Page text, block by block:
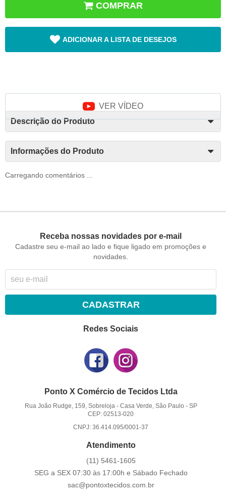
VER VÍDEO
COMPRAR
ADICIONAR A LISTA DE DESEJOS
Descrição do Produto
Informações do Produto
Carregando comentários ...
Receba nossas novidades por e-mail
Cadastre seu e-mail ao lado e fique ligado em promoções e
novidades.
CADASTRAR
Redes Sociais
Ponto X Comércio de Tecidos Ltda
Rua João Rudge, 159, Sobreloja- Casa Verde, São Paulo - SP
CEP: 02513-020
CNPJ: 36.414.095/0001-37
Atendimento
(11) 5461-1605
SEG a SEX 07:30 às 17:00h e Sábado Fechado
sac@pontoxtecidos.com.br